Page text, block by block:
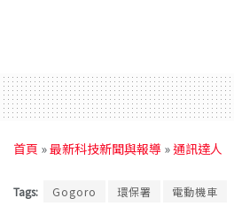
首頁 »最新科技新聞與報導 »通訊達人
Tags: Gogoro 環保署 電動機車